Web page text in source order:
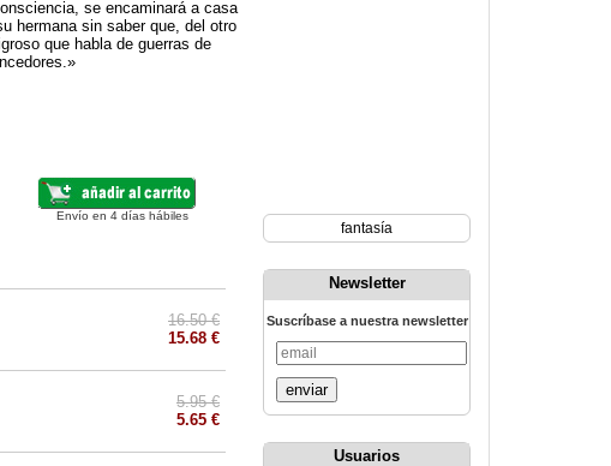
se encaminará a casa
hermana sin saber que, del otro
que habla de guerras de
Envío en 4 días hábiles
16.50 €
15.68 €
5.95 €
5.65 €
fantasía
Newsletter
Suscríbase a nuestra newsletter
enviar
Usuarios